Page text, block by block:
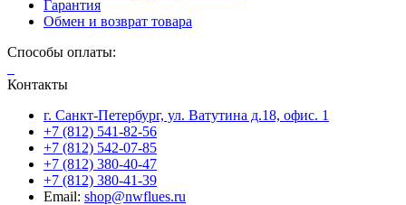
Гарантия
Обмен и возврат товара
Способы оплаты:
Контакты
г. Санкт-Петербург, ул. Ватутина д.18, офис. 1
+7 (812) 541-82-56
+7 (812) 542-07-85
+7 (812) 380-40-47
+7 (812) 380-41-39
Email: shop@nwflues.ru